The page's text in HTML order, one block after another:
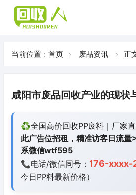
当前位置： 首页 废品资讯 正
咸阳市废品回收产业的现状
♻️全国高价回收PP废料｜厂家
此广告位招租，精准访客日流
系微信wtf595
📞电话/微信同号： 176-xxxx-
今日PP料最新价格）